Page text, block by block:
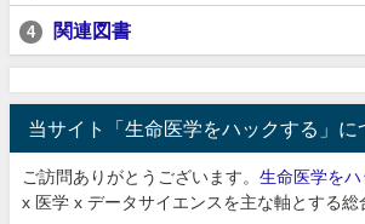
4 関連図書
当サイト「生命医学をハックする」に
ご訪問ありがとうございます。 生命医学をハ
x 医学 x データサイエンスを主な軸とする総